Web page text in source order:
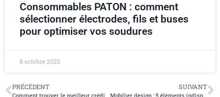
Consommables PATON : comment
sélectionner électrodes, fils et buses
pour optimiser vos soudures
8 octobre 2025
PRÉCÉDENT SUIVANT